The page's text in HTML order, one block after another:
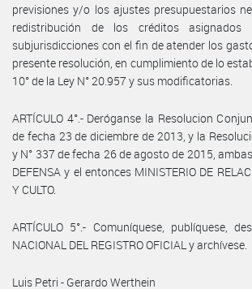
previsiones y/o los ajustes presupuestarios
redistribución de los créditos
subjurisdicciones con el fin de atender los
presente resolución, en cumplimiento de lo
10° de la Ley N° 20.957 y sus modificatorias.
ARTÍCULO 4°.- Deróganse la Resolucion
de fecha 23 de diciembre de 2013, y la
y N° 337 de fecha 26 de agosto de 2015,
DEFENSA y el entonces MINISTERIO DE
Y CULTO.
ARTÍCULO 5°.- Comuníquese, publíquese,
NACIONAL DEL REGISTRO OFICIAL y archívese.
Luis Petri - Gerardo Werthein